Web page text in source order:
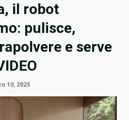
il robot
pulisce,
e serve
10, 2025